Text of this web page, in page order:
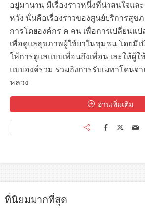
อยู่มานาน มีเรื่องราวหนึ่งที่น่าสนใจแล
หวัง นั่นคือเรื่องราวของศูนย์บริการสุข
การโดยองค์กร ค คน เพื่อการเปลี่ยนแ
เพื่อดูแลสุขภาพผู้ใช้ยาในชุมชน โดยมีเ
ให้การดูแลแบบเพื่อนถึงเพื่อนและให้ผู้ใ
แบบองค์รวม รวมถึงการรับเมทาโดนจ
หลวง
อ่านเพิ่มเติม
ที่นิยมมากที่สุด